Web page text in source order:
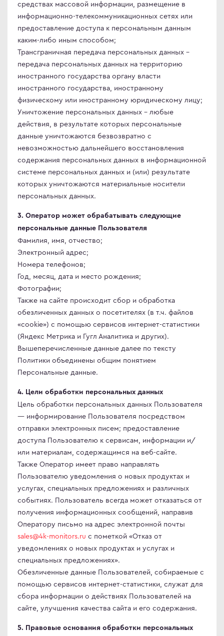
мониторы
мониторы
и возврат
средствах массовой информации, размещение в
информационно-телекоммуникационных сетях или
предоставление доступа к персональным данным
каким-либо иным способом;
Трансграничная передача персональных данных –
передача персональных данных на территорию
иностранного государства органу власти
иностранного государства, иностранному
физическому или иностранному юридическому лицу;
Уничтожение персональных данных – любые
действия, в результате которых персональные
данные уничтожаются безвозвратно с
невозможностью дальнейшего восстановления
содержания персональных данных в информационной
системе персональных данных и (или) результате
которых уничтожаются материальные носители
персональных данных.
3. Оператор может обрабатывать следующие
персональные данные Пользователя
Фамилия, имя, отчество;
Электронный адрес;
Номера телефонов;
Год, месяц, дата и место рождения;
Фотографии;
Также на сайте происходит сбор и обработка
обезличенных данных о посетителях (в т.ч. файлов
«cookie») с помощью сервисов интернет-статистики
(Яндекс Метрика и Гугл Аналитика и других).
Вышеперечисленные данные далее по тексту
Политики объединены общим понятием
Персональные данные.
4. Цели обработки персональных данных
Цель обработки персональных данных Пользователя
— информирование Пользователя посредством
отправки электронных писем; предоставление
доступа Пользователю к сервисам, информации и/
или материалам, содержащимся на веб-сайте.
Также Оператор имеет право направлять
Пользователю уведомления о новых продуктах и
услугах, специальных предложениях и различных
событиях. Пользователь всегда может отказаться от
получения информационных сообщений, направив
Оператору письмо на адрес электронной почты
sales@4k-monitors.ru с пометкой «Отказ от
уведомлениях о новых продуктах и услугах и
специальных предложениях».
Обезличенные данные Пользователей, собираемые с
помощью сервисов интернет-статистики, служат для
сбора информации о действиях Пользователей на
сайте, улучшения качества сайта и его содержания.
5. Правовые основания обработки персональных